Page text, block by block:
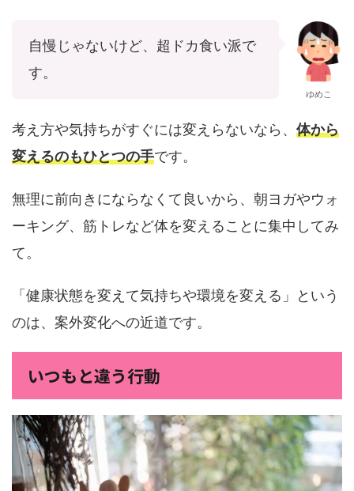
自慢じゃないけど、超ドカ食い派で
す。
ゆめこ
考え方や気持ちがすぐには変えらないなら、 体から
変えるのもひとつの手です。
無理に前向きにならなくて良いから、朝ヨガやウォ
ーキング、筋トレなど体を変えることに集中してみ
て。
「健康状態を変えて気持ちや環境を変える」という
のは、案外変化への近道です。
いつもと違う行動